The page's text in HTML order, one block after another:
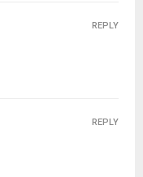
REPLY
REPLY